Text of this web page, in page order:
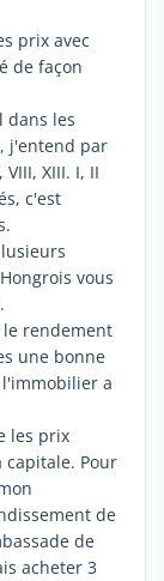
prix avec
de façon
dans les
j'entend par
XIII. I, II
c'est
vous
le rendement
une bonne
a
les prix
Pour
de
de
acheter 3